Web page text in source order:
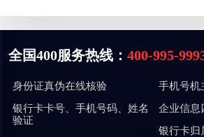
全国400服务热线： 400-995-
身份证真伪在线核验
手机号机
银行卡卡号、手机号码、姓名
验证
企业信息
银行卡归